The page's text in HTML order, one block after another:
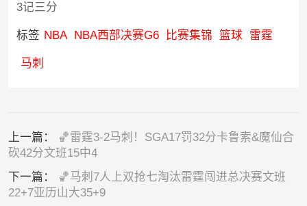
3记三分
标签 NBA NBA西部决赛G6 比赛集锦 篮球 雷霆
马刺
上一篇：
🏀雷霆3-2马刺！SGA17罚32分卡鲁索&魔仙合
砍42分文班15中4
下一篇：
🏀马刺7人上双抢七淘汰雷霆闯进总决赛文班
22+7亚历山大35+9